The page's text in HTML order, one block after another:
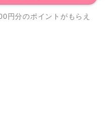
円分のポイントがもらえ